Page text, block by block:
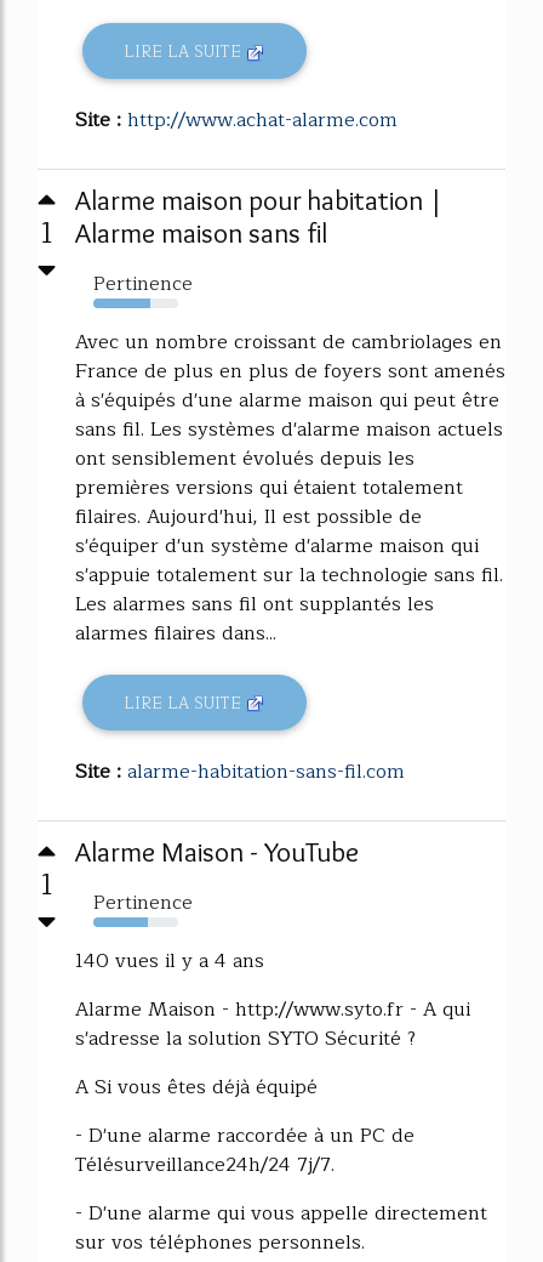
LIRE LA SUITE
Site :http://www.achat-alarme.com
1
Alarme maison pour habitation |
Alarme maison sans fil
Pertinence
67%
Avec un nombre croissant de cambriolages en
France de plus en plus de foyers sont amenés
à s'équipés d'une alarme maison qui peut être
sans fil. Les systèmes d'alarme maison actuels
ont sensiblement évolués depuis les
premières versions qui étaient totalement
filaires. Aujourd'hui, Il est possible de
s'équiper d'un système d'alarme maison qui
s'appuie totalement sur la technologie sans fil.
Les alarmes sans fil ont supplantés les
alarmes filaires dans...
LIRE LA SUITE
Site :alarme-habitation-sans-fil.com
1
Alarme Maison - YouTube
Pertinence
64%
140 vues il y a 4 ans
Alarme Maison - http://www.syto.fr - A qui
s'adresse la solution SYTO Sécurité ?
A Si vous êtes déjà équipé
- D'une alarme raccordée à un PC de
Télésurveillance24h/24 7j/7.
- D'une alarme qui vous appelle directement
sur vos téléphones personnels.